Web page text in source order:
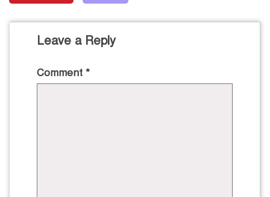
Leave a Reply
Comment *